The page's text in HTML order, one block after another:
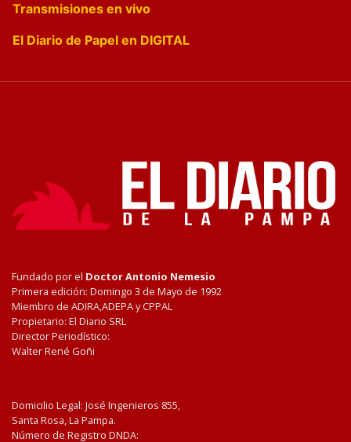
Transmisiones en vivo
El Diario de Papel en DIGITAL
Fundado por el Doctor Antonio Nemesio
Primera edición: Domingo 3 de Mayo de 1992
Miembro de ADIRA,ADEPA y CPPAL
Propietario: El Diario SRL
Director Periodístico:
Walter René Goñi
Domicilio Legal: José Ingenieros 855,
Santa Rosa, La Pampa.
Número de Registro DNDA: